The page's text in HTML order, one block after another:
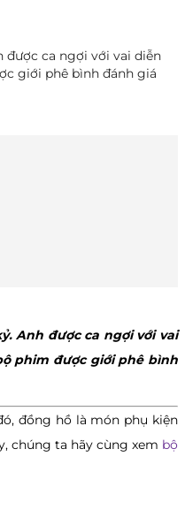
được ca ngợi với vai diễn
giới phê bình đánh giá
Anh được ca ngợi với vai
phim được giới phê bình
đồng hồ là món phụ kiện
chúng ta hãy cùng xem bộ